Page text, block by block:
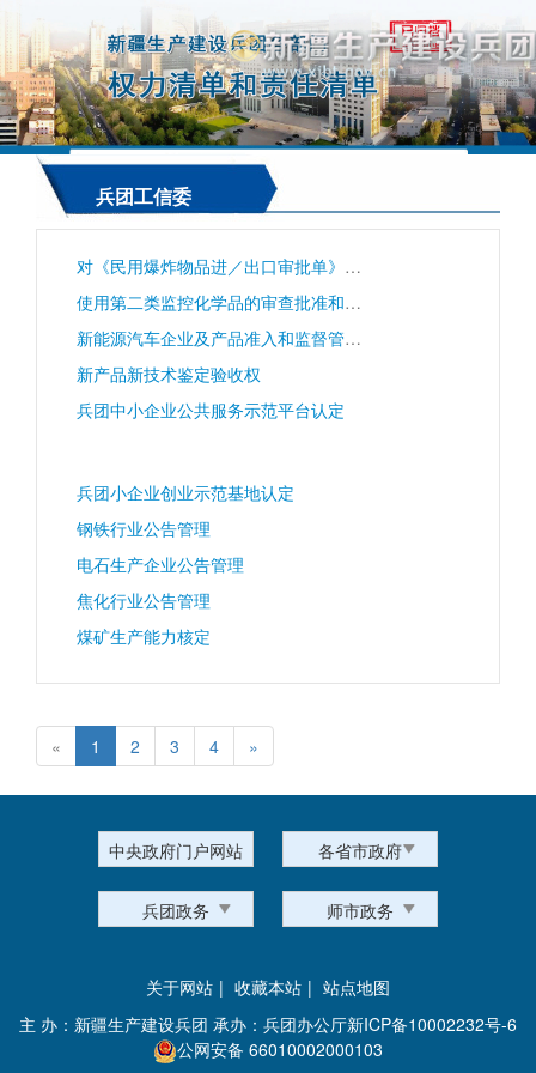
兵团工信委
对《民用爆炸物品进／出口审批单》的备案
使用第二类监控化学品的审查批准和购买合同备案
新能源汽车企业及产品准入和监督管理权
新产品新技术鉴定验收权
兵团中小企业公共服务示范平台认定
兵团小企业创业示范基地认定
钢铁行业公告管理
电石生产企业公告管理
焦化行业公告管理
煤矿生产能力核定
« 1 2 3 4 »
中央政府门户网站 各省市政府
兵团政务 师市政务
关于网站 | 收藏本站 | 站点地图
主 办：新疆生产建设兵团 承办：兵团办公厅新ICP备10002232号-6
公网安备 66010002000103